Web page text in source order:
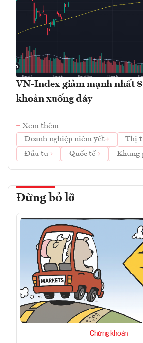
VN-Index giảm mạnh nhất
khoản xuống đáy
Xem thêm
Doanh nghiệp niêm yết
Thị
Đầu tư
Quốc tế Khung
Đừng bỏ lỡ
Chứng khoán